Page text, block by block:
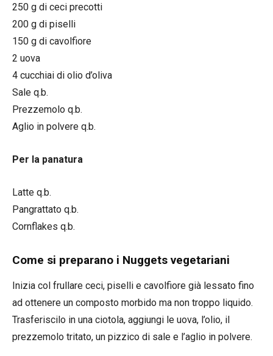
250 g di ceci precotti
200 g di piselli
150 g di cavolfiore
2 uova
4 cucchiai di olio d’oliva
Sale q.b.
Prezzemolo q.b.
Aglio in polvere q.b.
Per la panatura
Latte q.b.
Pangrattato q.b.
Cornflakes q.b.
Come si preparano i Nuggets vegetariani
Inizia col frullare ceci, piselli e cavolfiore già lessato fino
ad ottenere un composto morbido ma non troppo liquido.
Trasferiscilo in una ciotola, aggiungi le uova, l’olio, il
prezzemolo tritato, un pizzico di sale e l’aglio in polvere.